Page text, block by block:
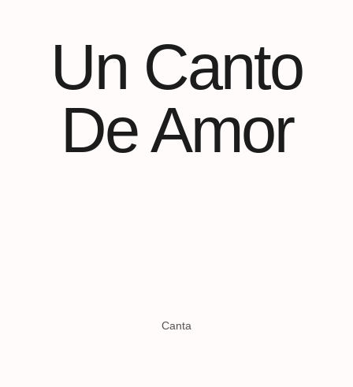
Un Canto
De Amor
Canta